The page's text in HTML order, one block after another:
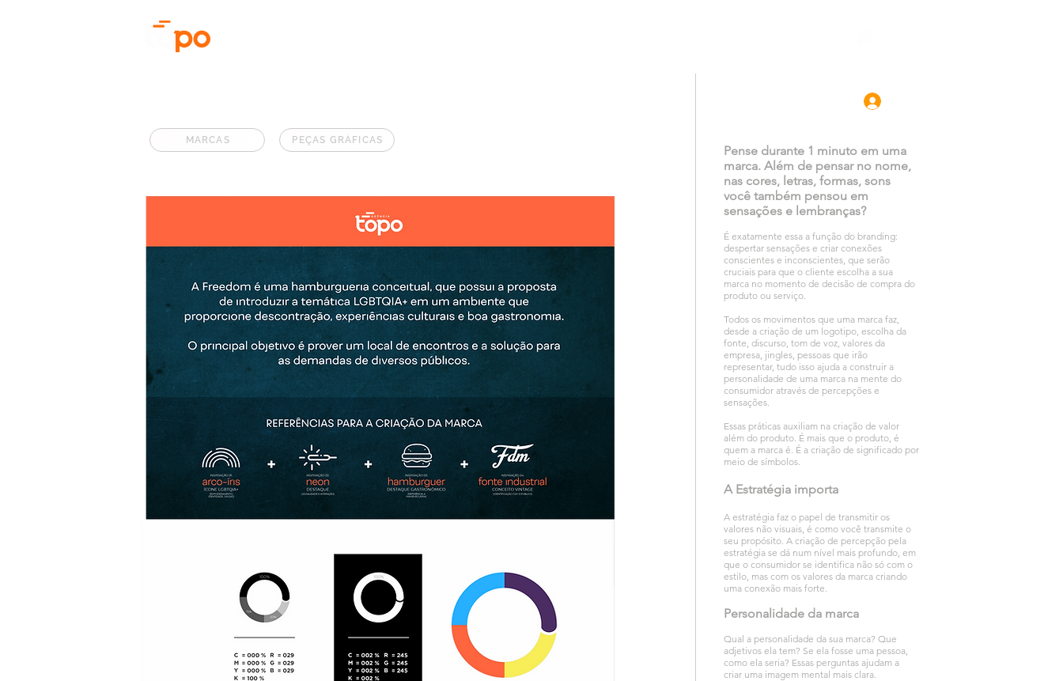
MARCAS PEÇAS GRÁFICAS
Pense durante 1 minuto em uma
marca. Além de pensar no nome,
nas cores, letras, formas, sons
você também pensou em
sensações e lembranças?
É exatamente essa a função do branding:
despertar sensações e criar conexões
conscientes e inconscientes, que serão
cruciais para que o cliente escolha a sua
marca no momento de decisão de compra do
produto ou serviço.
Todos os movimentos que uma marca faz,
desde a criação de um logotipo, escolha da
fonte, discurso, tom de voz, valores da
empresa, jingles, pessoas que irão
representar, tudo isso ajuda a construir a
personalidade de uma marca na mente do
consumidor através de percepções e
sensações.
Essas práticas auxiliam na criação de valor
além do produto. É mais que o produto, é
quem a marca é. É a criação de significado por
meio de símbolos.
A Estratégia importa
A estratégia faz o papel de transmitir os
valores não visuais, é como você transmite o
seu propósito. A criação de percepção pela
estratégia se dá num nível mais profundo, em
que o consumidor se identifica não só com o
estilo, mas com os valores da marca criando
uma conexão mais forte.
Personalidade da marca
Qual a personalidade da sua marca? Que
adjetivos ela tem? Se ela fosse uma pessoa,
como ela seria? Essas perguntas ajudam a
criar uma imagem mental mais clara.